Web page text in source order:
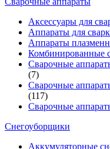
Аксессуары для
Аппараты для
Аппараты
Комбинированные
Сварочные
(7)
Сварочные
(117)
Сварочные
Снегоуборщики
Аккумуляторные